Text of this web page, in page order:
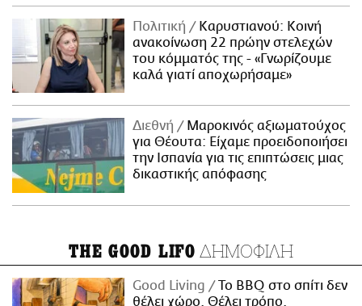
Πολιτική
Καρυστιανού: Κοινή
ανακοίνωση 22 πρώην στελεχών
του κόμματός της - «Γνωρίζουμε
καλά γιατί αποχωρήσαμε»
Διεθνή
Μαροκινός αξιωματούχος
για Θέουτα: Είχαμε προειδοποιήσει
την Ισπανία για τις επιπτώσεις μιας
δικαστικής απόφασης
THE GOOD LIFO ΔΗΜΟΦΙΛΗ
Good Living
Το BBQ στο σπίτι δεν
θέλει χώρο. Θέλει τρόπο.